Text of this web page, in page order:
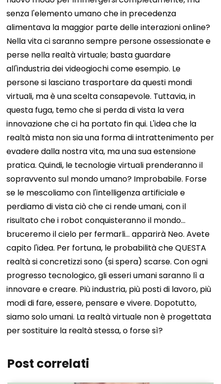
senza l'elemento umano che in precedenza
alimentava la maggior parte delle interazioni online?
Nella vita ci saranno sempre persone ossessionate e
perse nella realtà virtuale; basta guardare
all'industria dei videogiochi come esempio. Le
persone si lasciano trasportare da questi mondi
virtuali, ma è una scelta consapevole. Tuttavia, in
questa fuga, temo che si perda di vista la vera
innovazione che ci ha portato fin qui. L'idea che la
realtà mista non sia una forma di intrattenimento per
evadere dalla nostra vita, ma una sua estensione
pratica. Quindi, le tecnologie virtuali prenderanno il
sopravvento sul mondo umano? Improbabile. Forse
se le mescoliamo con l'intelligenza artificiale e
perdiamo di vista ciò che ci rende umani, con il
risultato che i robot conquisteranno il mondo...
bruceremo il cielo per fermarli... apparirà Neo. Avete
capito l'idea. Per fortuna, le probabilità che QUESTA
realtà si concretizzi sono (si spera) scarse. Con ogni
progresso tecnologico, gli esseri umani saranno lì a
innovare e creare. Più industria, più posti di lavoro, più
modi di fare, essere, pensare e vivere. Dopotutto,
siamo solo umani. La realtà virtuale non è progettata
per sostituire la realtà stessa, o forse sì?
Post correlati